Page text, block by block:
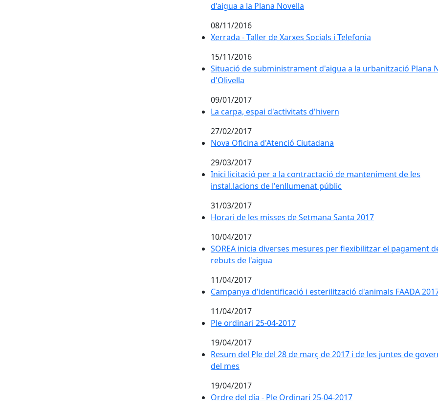
d'aigua a la Plana Novella
08/11/2016
Xerrada - Taller de Xarxes Socials i Telefonia
15/11/2016
Situació de subministrament d'aigua a la urbanització Plana
d'Olivella
09/01/2017
La carpa, espai d'activitats d'hivern
27/02/2017
Nova Oficina d'Atenció Ciutadana
29/03/2017
Inici licitació per a la contractació de manteniment de les
instal.lacions de l'enllumenat públic
31/03/2017
Horari de les misses de Setmana Santa 2017
10/04/2017
SOREA inicia diverses mesures per flexibilitzar el pagament
rebuts de l'aigua
11/04/2017
Campanya d'identificació i esterilització d'animals FAADA
11/04/2017
Ple ordinari 25-04-2017
19/04/2017
Resum del Ple del 28 de març de 2017 i de les juntes de
del mes
19/04/2017
Ordre del día - Ple Ordinari 25-04-2017